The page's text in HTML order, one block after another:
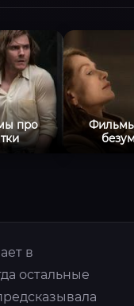
про
в
остальные